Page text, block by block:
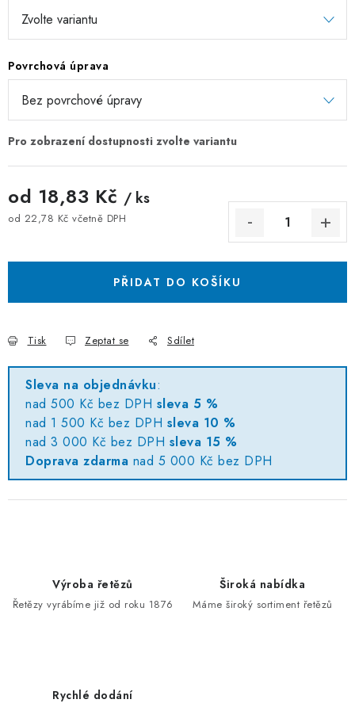
Povrchová úprava
od 18,83 Kč / ks
od 22,78 Kč včetně DPH
PŘIDAT DO KOŠÍKU
Tisk Zeptat se Sdílet
Sleva na objednávku:
nad 500 Kč bez DPH sleva 5 %
nad 1 500 Kč bez DPH sleva 10 %
nad 3 000 Kč bez DPH sleva 15 %
Doprava zdarma nad 5 000 Kč bez DPH
Výroba řetězů
Řetězy vyrábíme již od roku 1876
Široká nabídka
Máme široký sortiment řetězů
Rychlé dodání